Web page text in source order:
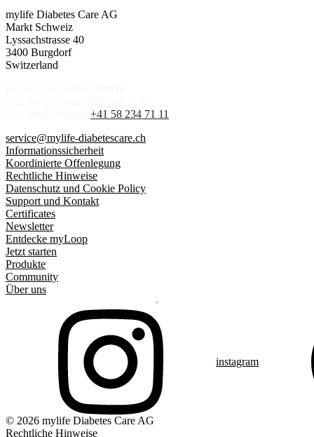
mylife Diabetes Care AG
Markt Schweiz
Lyssachstrasse 40
3400 Burgdorf
Switzerland
+41 58 234 71 11
service@mylife-diabetescare.ch
Informationssicherheit
Koordinierte Offenlegung
Rechtliche Hinweise
Datenschutz und Cookie Policy
Support und Kontakt
Certificates
Newsletter
Entdecke myLoop
Jetzt starten
Produkte
Community
Über uns
instagram
© 2026 mylife Diabetes Care AG
Rechtliche Hinweise